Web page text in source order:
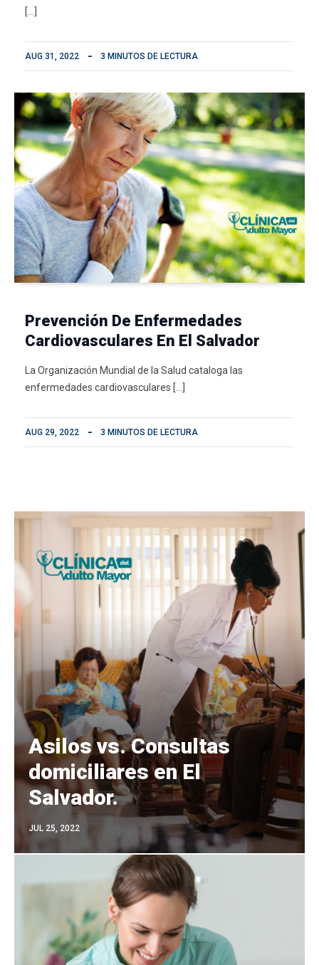
[…]
AUG 31, 2022 3 MINUTOS DE LECTURA
Prevención De Enfermedades
Cardiovasculares En El Salvador
La Organización Mundial de la Salud cataloga las
enfermedades cardiovasculares […]
AUG 29, 2022 3 MINUTOS DE LECTURA
Asilos vs. Consultas
domiciliares en El
Salvador.
JUL 25, 2022